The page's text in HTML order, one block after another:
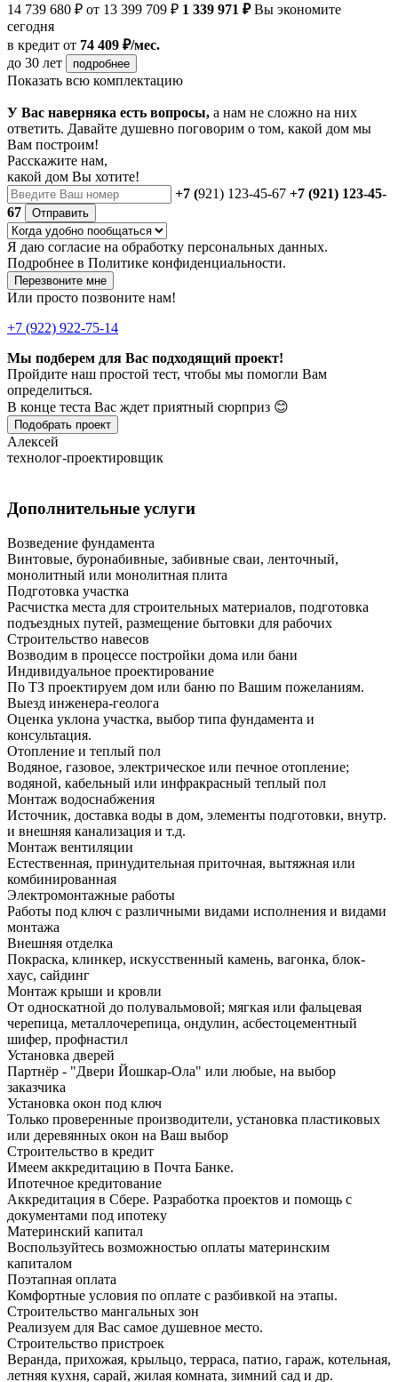
14 739 680 ₽ от 13 399 709 ₽ 1 339 971 ₽Вы экономите
сегодня
в кредит от 74 409 ₽/мес.
до 30 лет
подробнее
Показать всю комплектацию
У Вас наверняка есть вопросы, а нам не сложно на них
ответить. Давайте душевно поговорим о том, какой дом мы
Вам построим!
Расскажите нам,
какой дом Вы хотите!
+7 (921) 123-45-67 +7 (921) 123-45-
67
Отправить
Я даю согласие на обработку персональных данных.
Подробнее в Политике конфиденциальности.
Перезвоните мне
Или просто позвоните нам!
+7 (922) 922-75-14
Мы подберем для Вас подходящий проект!
Пройдите наш простой тест, чтобы мы помогли Вам
определиться.
В конце теста Вас ждет приятный сюрприз 😊
Подобрать проект
Алексей
технолог-проектировщик
Дополнительные услуги
Возведение фундамента
Винтовые, буронабивные, забивные сваи, ленточный,
монолитный или монолитная плита
Подготовка участка
Расчистка места для строительных материалов, подготовка
подъездных путей, размещение бытовки для рабочих
Строительство навесов
Возводим в процессе постройки дома или бани
Индивидуальное проектирование
По ТЗ проектируем дом или баню по Вашим пожеланиям.
Выезд инженера-геолога
Оценка уклона участка, выбор типа фундамента и
консультация.
Отопление и теплый пол
Водяное, газовое, электрическое или печное отопление;
водяной, кабельный или инфракрасный теплый пол
Монтаж водоснабжения
Источник, доставка воды в дом, элементы подготовки, внутр.
и внешняя канализация и т.д.
Монтаж вентиляции
Естественная, принудительная приточная, вытяжная или
комбинированная
Электромонтажные работы
Работы под ключ с различными видами исполнения и видами
монтажа
Внешняя отделка
Покраска, клинкер, искусственный камень, вагонка, блок-
хаус, сайдинг
Монтаж крыши и кровли
От односкатной до полувальмовой; мягкая или фальцевая
черепица, металлочерепица, ондулин, асбестоцементный
шифер, профнастил
Установка дверей
Партнёр - "Двери Йошкар-Ола" или любые, на выбор
заказчика
Установка окон под ключ
Только проверенные производители, установка пластиковых
или деревянных окон на Ваш выбор
Строительство в кредит
Имеем аккредитацию в Почта Банке.
Ипотечное кредитование
Аккредитация в Сбере. Разработка проектов и помощь с
документами под ипотеку
Материнский капитал
Воспользуйтесь возможностью оплаты материнским
капиталом
Поэтапная оплата
Комфортные условия по оплате с разбивкой на этапы.
Строительство мангальных зон
Реализуем для Вас самое душевное место.
Строительство пристроек
Веранда, прихожая, крыльцо, терраса, патио, гараж, котельная,
летняя кухня, сарай, жилая комната, зимний сад и др.